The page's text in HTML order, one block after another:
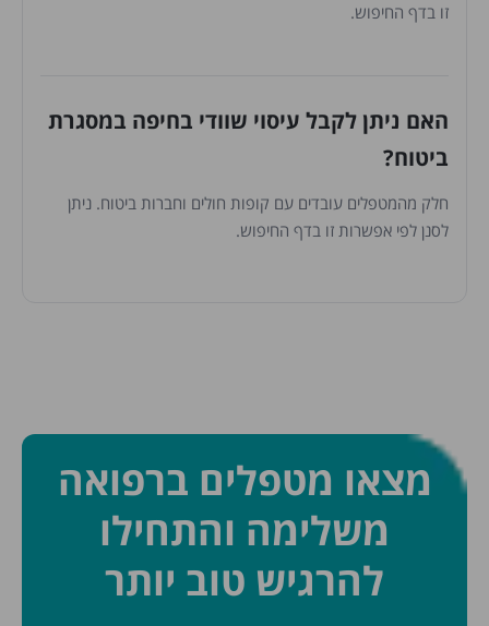
זו בדף החיפוש.
האם ניתן לקבל עיסוי שוודי בחיפה במסגרת
ביטוח?
חלק מהמטפלים עובדים עם קופות חולים וחברות ביטוח. ניתן
לסנן לפי אפשרות זו בדף החיפוש.
מצאו מטפלים ברפואה
משלימה והתחילו
להרגיש טוב יותר